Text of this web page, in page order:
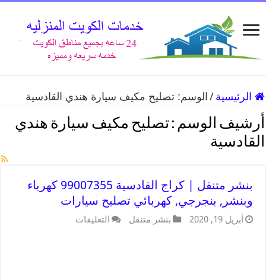
الرئيسية / الوسم:تصليح مكيف سيارة هندي القادسية
أرشيف الوسم :تصليح مكيف سيارة هندي
القادسية
بنشر متنقل | كراج القادسية 99007355 كهرباء
وبنشر, بنجرجي, كهربائي تصليح سيارات
أبريل 19, 2020 بنشر متنقل التعليقات